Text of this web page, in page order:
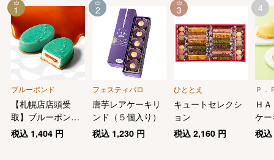
ブルーポンド
【札幌店店頭受
取】ブルーポン
ド・キャラメルフ
ロマージュ
税込 1,404円
1
フェスティバロ
唐芋レアケーキリ
ンド（５個入り）
税込 1,230 円
2
ひととえ
キュートセレクシ
ョン
税込2,160 円
3
Ｐ．
Ｈ
ケ
税
4